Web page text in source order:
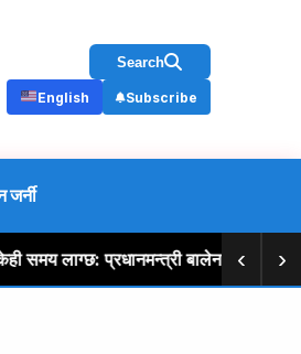
Search
English Subscribe
लाग्छ: प्रधानमन्त्री बालेन शाह ‹ ›